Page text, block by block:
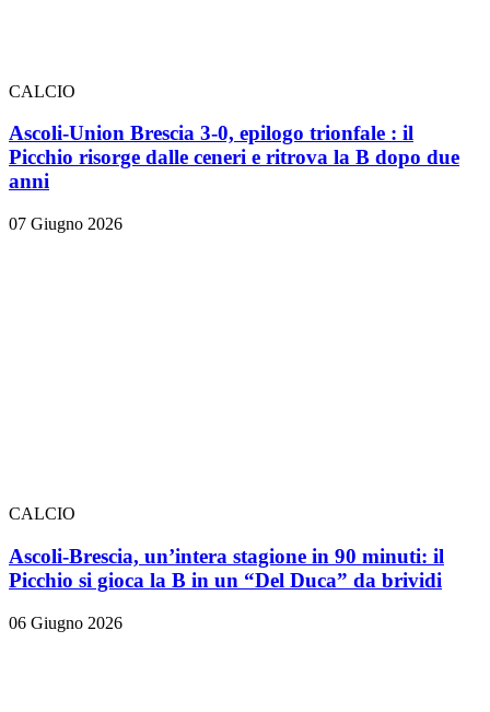
CALCIO
Ascoli-Union Brescia 3-0, epilogo trionfale : il
Picchio risorge dalle ceneri e ritrova la B dopo due
anni
07 Giugno 2026
CALCIO
Ascoli-Brescia, un’intera stagione in 90 minuti: il
Picchio si gioca la B in un “Del Duca” da brividi
06 Giugno 2026